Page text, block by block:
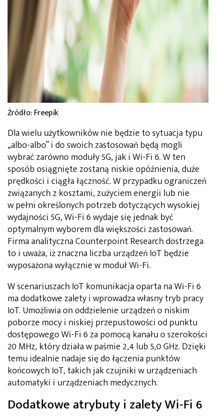
Źródło: Freepik
Dla wielu użytkowników nie będzie to sytuacja typu
„albo-albo” i do swoich zastosowań będą mogli
wybrać zarówno moduły 5G, jak i Wi-Fi 6. W ten
sposób osiągnięte zostaną niskie opóźnienia, duże
prędkości i ciągła łączność. W przypadku ograniczeń
związanych z kosztami, zużyciem energii lub nie
w pełni określonych potrzeb dotyczących wysokiej
wydajności 5G, Wi-Fi 6 wydaje się jednak być
optymalnym wyborem dla większości zastosowań.
Firma analityczna Counterpoint Research dostrzega
to i uważa, iż znaczna liczba urządzeń IoT będzie
wyposażona wyłącznie w moduł Wi-Fi.
W scenariuszach IoT komunikacja oparta na Wi-Fi 6
ma dodatkowe zalety i wprowadza własny tryb pracy
IoT. Umożliwia on oddzielenie urządzeń o niskim
poborze mocy i niskiej przepustowości od punktu
dostępowego Wi-Fi 6 za pomocą kanału o szerokości
20 MHz, który działa w paśmie 2,4 lub 5,0 GHz. Dzięki
temu idealnie nadaje się do łączenia punktów
końcowych IoT, takich jak czujniki w urządzeniach
automatyki i urządzeniach medycznych.
Dodatkowe atrybuty i zalety Wi-Fi 6